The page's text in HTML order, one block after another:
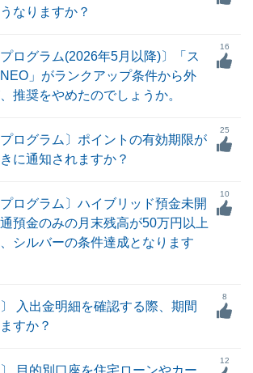
なりますか？
プログラム(2026年5月以降)〕「ス
」がランクアップ条件から外
推奨をやめたのでしょうか。
16
プログラム〕ポイントの有効期限が
に通知されますか？
25
プログラム〕ハイブリッド預金未開
預金のみの月末残高が50万円以上
シルバーの条件達成となります
10
〕 入出金明細を確認する際、期間
すか？
8
〕 目的別口座を住宅ローンやカー
12